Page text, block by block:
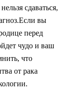
сдаваться,
вы
перед
чудо и ваш
что
от рака